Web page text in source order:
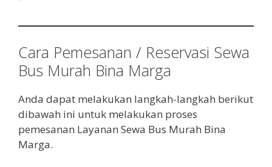
Cara Pemesanan / Reservasi Sewa
Bus Murah Bina Marga
Anda dapat melakukan langkah-langkah berikut
dibawah ini untuk melakukan proses
pemesanan Layanan Sewa Bus Murah Bina
Marga.